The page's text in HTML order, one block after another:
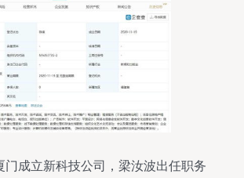
门成立新科技公司，梁汝波出任职务